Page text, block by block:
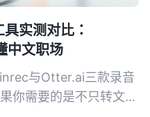
实测对比：
中文职场
与Otter.ai三款录音
你需要的是不只转文